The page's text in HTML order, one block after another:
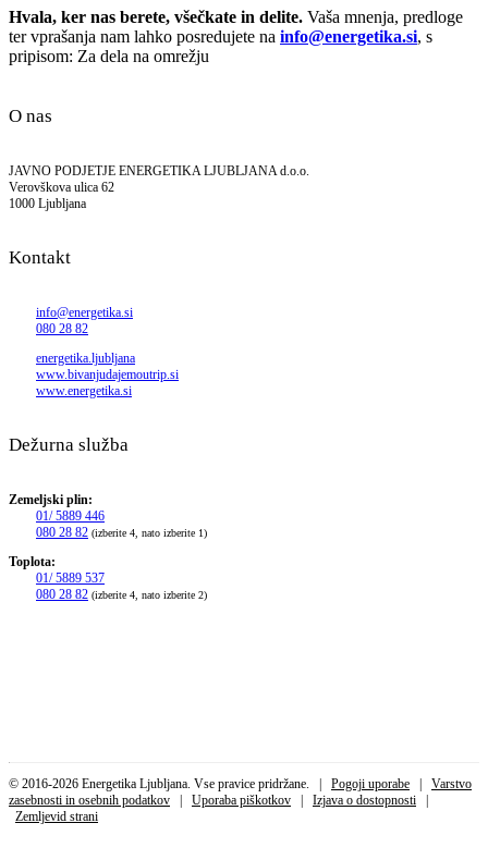
Hvala, ker nas berete, všečkate in delite. Vaša mnenja, predloge
ter vprašanja nam lahko posredujete na info@energetika.si, s
pripisom: Za dela na omrežju
O nas
JAVNO PODJETJE ENERGETIKA LJUBLJANA d.o.o.
Verovškova ulica 62
1000 Ljubljana
Kontakt
info@energetika.si
080 28 82
energetika.ljubljana
www.bivanjudajemoutrip.si
www.energetika.si
Dežurna služba
Zemeljski plin:
01/ 5889 446
080 28 82 (izberite 4, nato izberite 1)
Toplota:
01/ 5889 537
080 28 82 (izberite 4, nato izberite 2)
© 2016-2026 Energetika Ljubljana. Vse pravice pridržane. | Pogoji uporabe | Varstvo
zasebnosti in osebnih podatkov | Uporaba piškotkov | Izjava o dostopnosti |
Zemljevid strani